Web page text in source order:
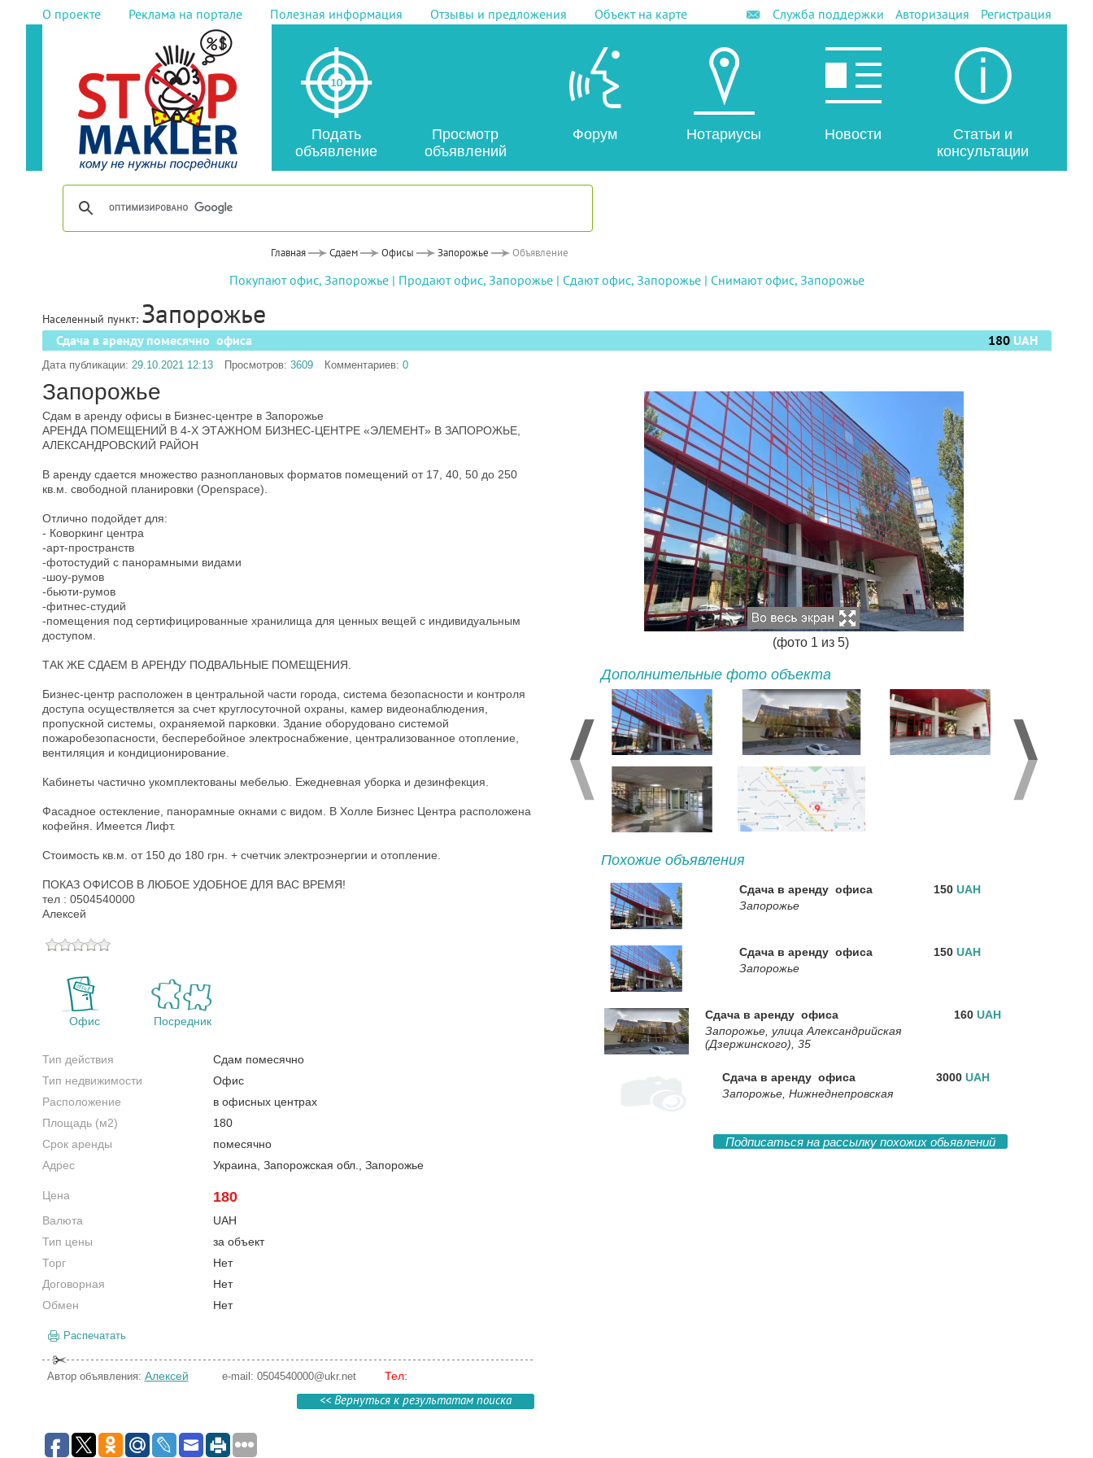
О проекте Реклама на портале Полезная информация Отзывы и предложения Объект на карте Служба поддержки Авторизация Регистрация
Подать
объявление
Просмотр
объявлений
Форум Нотариусы Новости
Статьи и
консультации
Главная Сдаем Офисы Запорожье Объявление
Покупают офис, Запорожье| Продают офис, Запорожье| Сдают офис, Запорожье| Снимают офис, Запорожье
Населенный пункт: Запорожье
Сдача в аренду помесячно офиса 180UAH
Дата публикации: 29.10.2021 12:13 Просмотров: 3609 Комментариев: 0
Запорожье
Сдам в аренду офисы в Бизнес-центре в Запорожье
АРЕНДА ПОМЕЩЕНИЙ В 4-Х ЭТАЖНОМ БИЗНЕС-ЦЕНТРЕ «ЭЛЕМЕНТ» В ЗАПОРОЖЬЕ,
АЛЕКСАНДРОВСКИЙ РАЙОН
В аренду сдается множество разноплановых форматов помещений от 17, 40, 50 до 250
кв.м. свободной планировки (Oреnsрасе).
Отлично подойдет для:
- Коворкинг центра
-арт-пространств
-фотостудий с панорамными видами
-шоу-румов
-бьюти-румов
-фитнес-студий
-помещения под сертифицированные хранилища для ценных вещей с индивидуальным
доступом.
ТАК ЖЕ СДАЕМ В АРЕНДУ ПОДВАЛЬНЫЕ ПОМЕЩЕНИЯ.
Бизнес-центр расположен в центральной части города, система безопасности и контроля
доступа осуществляется за счет круглосуточной охраны, камер видеонаблюдения,
пропускной системы, охраняемой парковки. Здание оборудовано системой
пожаробезопасности, бесперебойное электроснабжение, централизованное отопление,
вентиляция и кондиционирование.
Кабинеты частично укомплектованы мебелью. Ежедневная уборка и дезинфекция.
Фасадное остекление, панорамные окнами с видом. В Холле Бизнес Центра расположена
кофейня. Имеется Лифт.
Стоимость кв.м. от 150 до 180 грн. + счетчик электроэнергии и отопление.
ПОКАЗ ОФИСОВ В ЛЮБОЕ УДОБНОЕ ДЛЯ ВАС ВРЕМЯ!
тел : 0504540000
Алексей
Офис Посредник
Тип действия
Сдам помесячно
Тип недвижимости
Офис
Расположение
в офисных центрах
Площадь (м2)
180
Срок аренды
помесячно
Адрес
Украина, Запорожская обл., Запорожье
Цена 180
Валюта
UAH
Тип цены
за объект
Торг
Нет
Договорная
Нет
Обмен
Нет
Распечатать
Автор объявления: Алексей e-mail: 0504540000@ukr.net Тел:
<< Вернуться к результатам поиска
(фото 1 из 5)
Дополнительные фото объекта
Похожие объявления
Сдача в аренду офиса
Запорожье
150 UAH
Сдача в аренду офиса
Запорожье
150 UAH
Сдача в аренду офиса
Запорожье, улица Александрийская
(Дзержинского), 35
160 UAH
Сдача в аренду офиса
Запорожье, Нижнеднепровская
3000 UAH
Подписаться на рассылку похожих обьявлений